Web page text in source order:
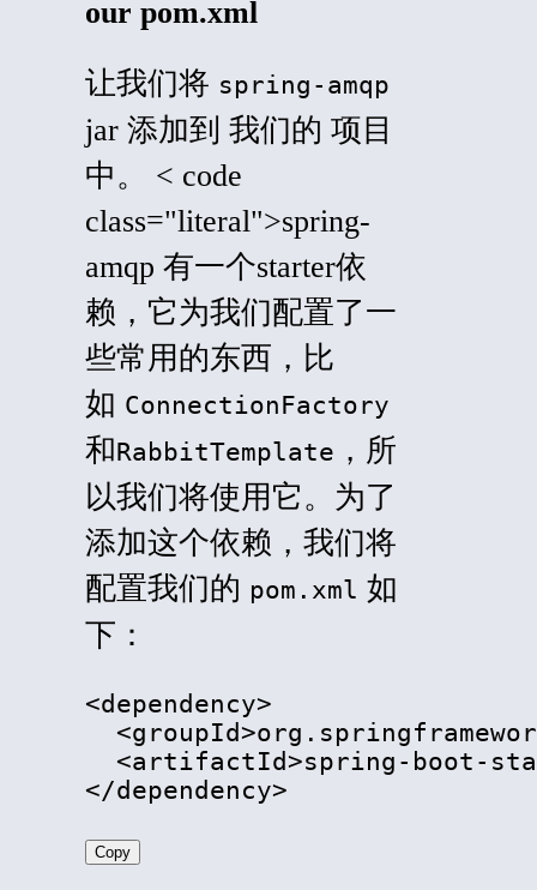
our pom.xml
让我们将 spring-amqp
jar 添加到 我们的 项目
中。 < code
class="literal">spring-
amqp 有一个starter依
赖，它为我们配置了一
些常用的东西，比
如 ConnectionFactory
和RabbitTemplate ，所
以我们将使用它。为了
添加这个依赖，我们将
配置我们的 pom.xml 如
下：
<dependency>
<groupId >
<artifactId >spring-boot-
</dependency>
Copy